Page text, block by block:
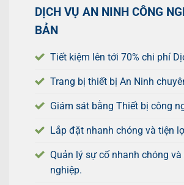
DỊCH VỤ AN NINH CÔNG
BẢN
Tiết kiệm lên tới 70% chi phí
Trang bị thiết bị An Ninh
Giám sát bằng Thiết bị công
Lắp đặt nhanh chóng và tiện
Quản lý sự cố nhanh chóng và
nghiệp.